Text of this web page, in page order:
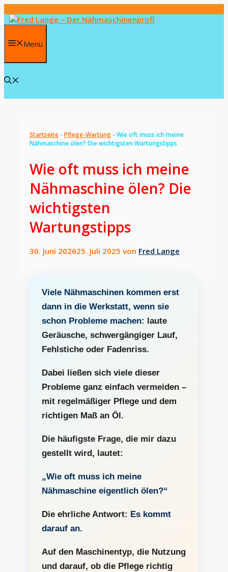
Inhalt
Menü
Startseite - Pflege-Wartung - Wie oft muss ich meine
Nähmaschine ölen? Die wichtigsten Wartungstipps
Wie oft muss ich meine
Nähmaschine ölen? Die
wichtigsten
Wartungstipps
30. Juni 202625. Juli 2025 von Fred Lange
Viele Nähmaschinen kommen erst
dann in die Werkstatt, wenn sie
schon Probleme machen:
laute
Geräusche, schwergängiger Lauf,
Fehlstiche oder Fadenriss.
Dabei ließen sich viele dieser
Probleme ganz einfach vermeiden –
mit regelmäßiger Pflege und dem
richtigen Maß an Öl.
Die häufigste Frage, die mir dazu
gestellt wird, lautet:
„Wie oft muss ich meine
Nähmaschine eigentlich ölen?“
Die ehrliche Antwort: Es kommt
darauf an.
Auf den Maschinentyp, die Nutzung
und darauf, ob die Pflege richtig